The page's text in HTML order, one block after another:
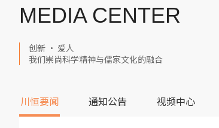
MEDIA CENTER
创新 · 爱人
我们崇尚科学精神与儒家文化的融合
川恒要闻 通知公告 视频中心